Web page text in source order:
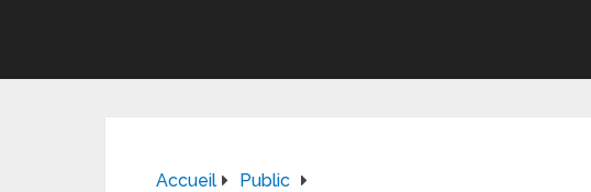
Accueil
Public